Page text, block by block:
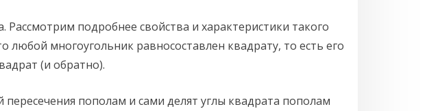
подробнее свойства и характеристики такого
многоугольник равносоставлен квадрату, то есть его
(и обратно).
пополам и сами делят углы квадрата пополам